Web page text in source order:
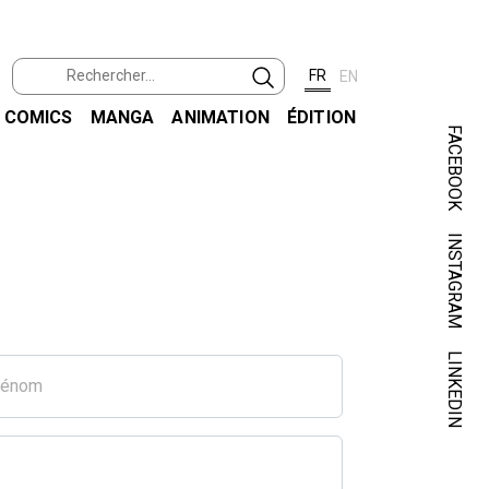
FR EN
COMICS MANGA ANIMATION ÉDITION
FACEBOOK
INSTAGRAM
LINKEDIN